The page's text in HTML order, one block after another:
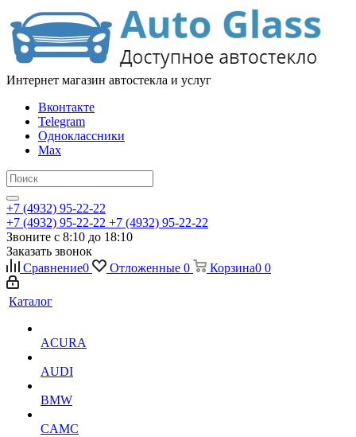
Интернет магазин автостекла и услуг
Вконтакте
Telegram
Одноклассники
Max
+7 (4932) 95-22-22
+7 (4932) 95-22-22 +7 (4932) 95-22-22
Звоните с 8:10 до 18:10
Заказать звонок
Сравнение0 Отложенные 0 Корзина0 0
Каталог
ACURA
AUDI
BMW
CAMC